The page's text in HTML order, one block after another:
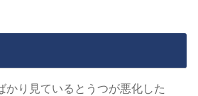
かり見ているとうつが悪化した